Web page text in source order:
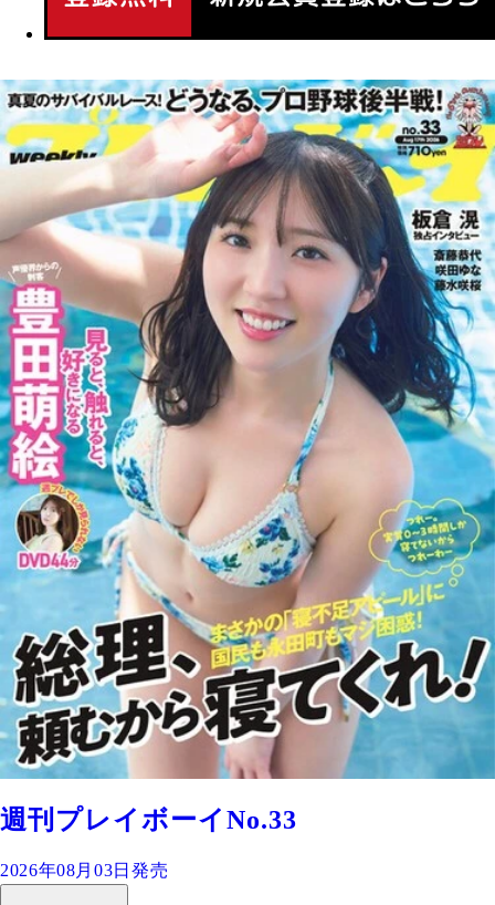
週刊プレイボーイNo.33
2026年08月03日発売